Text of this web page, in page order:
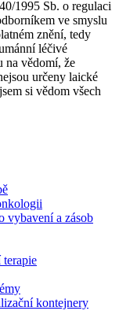
katalog B.
portfoliem.
péči ve všech
informací se
nás.​
1995 Sb. o regulaci
ve smyslu
znění, tedy
léčivé
na vědomí, že
určeny laické
si vědom všech
vybavení a zásob
terapie​
kontejnery